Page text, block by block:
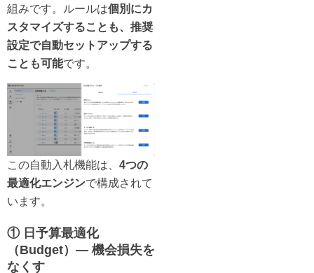
組みです。ルールは個別にカ
スタマイズすることも、推奨
設定で自動セットアップする
ことも可能です。
この自動入札機能は、 4つの
最適化エンジンで構成されて
います。
① 日予算最適化
（Budget）— 機会損失を
なくす